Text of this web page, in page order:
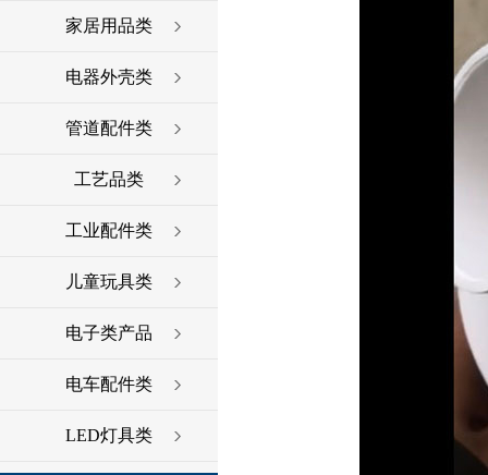
家居用品类
电器外壳类
管道配件类
工艺品类
工业配件类
儿童玩具类
电子类产品
电车配件类
LED灯具类